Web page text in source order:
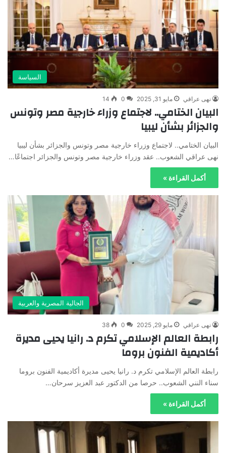
السياسة
نهى عراقي مايو 31, 2025 0
14
البيان الختامي.. لاجتماع وزراء خارجية مصر وتونس
والجزائر بشأن ليبيا
البيان الختامي.. لاجتماع وزراء خارجية مصر وتونس والجزائر بشأن ليبيا
نهى عراقي الشعوب.. عقد وزراء خارجية مصر وتونس والجزائر اجتماعًا…
أكمل القراءة »
الجالية المصرية والعربية
نهى عراقي مايو 29, 2025 0
38
رابطة العالم الإسلامي تكرم د. رانيا يحيى مديرة
أكاديمية الفنون بروما
رابطة العالم الإسلامي تكرم د. رانيا يحيى مديرة أكاديمية الفنون بروما
سناء النني الشعوب.. حرصا من الدكتور عبد العزيز سرحان…
أكمل القراءة »